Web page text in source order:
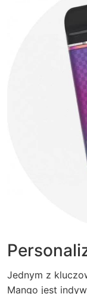
Jednym z
Mango jest